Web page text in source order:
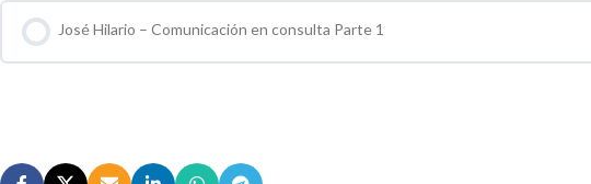
José Hilario – Comunicación en consulta Parte 1
0 % COMPLETO 0 / 0 pasos